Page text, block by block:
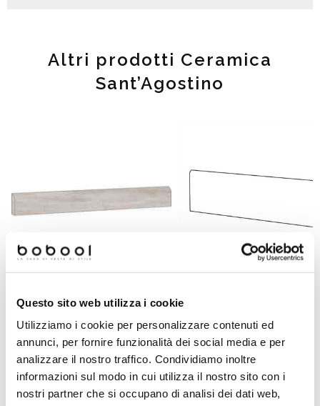
Questo sito web utilizza i cookie
Utilizziamo i cookie per personalizzare contenuti ed
annunci, per fornire funzionalità dei social media e per
analizzare il nostro traffico. Condividiamo inoltre
informazioni sul modo in cui utilizza il nostro sito con i
nostri partner che si occupano di analisi dei dati web,
Altri prodotti Ceramica
Sant’Agostino
Battiscopa effetto cemento in gres
porcellanato, Concrete Pearl 7,3x90
Richiedi preventivo
in gres porcellanato, White
Sant'Agostino
Richiedi preventivo